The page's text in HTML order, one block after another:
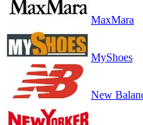
MaxMara
MyShoes
New